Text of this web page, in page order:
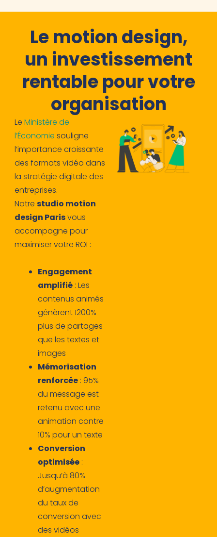
Le motion design,
un investissement
rentable pour votre
organisation
Le Ministère de
l’Économie souligne
l’importance croissante
des formats vidéo dans
la stratégie digitale des
entreprises.
Notre studio motion
design Parisvous
accompagne pour
maximiser votre ROI :
Engagement
amplifié : Les
contenus animés
génèrent 1200%
plus de partages
que les textes et
images
Mémorisation
renforcée : 95%
du message est
retenu avec une
animation contre
10% pour un texte
Conversion
optimisée :
Jusqu’à 80%
d’augmentation
du taux de
conversion avec
des vidéos